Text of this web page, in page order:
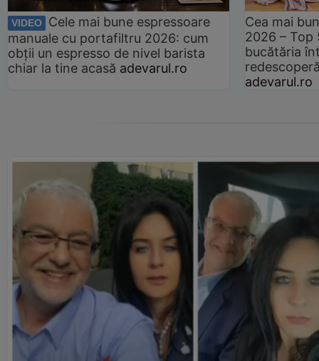
VIDEO
Cele mai bune espressoare
manuale cu portafiltru 2026: cum
obții un espresso de nivel barista
chiar la tine acasă adevarul.ro
Cea mai
2026 –
bucătăria
adevarul.ro